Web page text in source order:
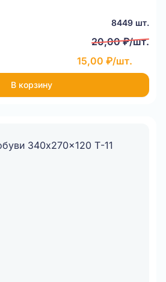
8449 шт.
20,00 ₽/шт.
15,00 ₽/шт.
В корзину